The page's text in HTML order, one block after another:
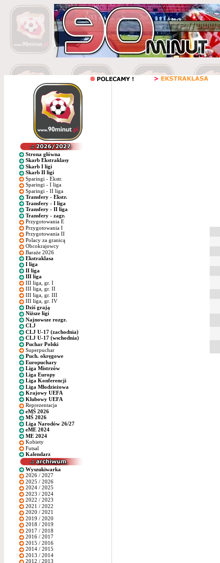
Strona główna
Skarb Ekstraklasy
Skarb I ligi
Skarb II ligi
Sparingi - Ekstr.
Sparingi - I liga
Sparingi - II liga
Transfery - Ekstr.
Transfery - I liga
Transfery - II liga
Transfery - zagr.
Przygotowania E
Przygotowania I
Przygotowania II
Polacy za granicą
Obcokrajowcy
Baraże 2026
Ekstraklasa
I liga
II liga
III liga
III liga, gr. I
III liga, gr. II
III liga, gr. III
III liga, gr. IV
Dziś grają
Niższe ligi
Najnowsze rozgr.
CLJ
CLJ U-17 (zachodnia)
CLJ U-17 (wschodnia)
Puchar Polski
Superpuchar
Puch. okręgowe
Europuchary
Liga Mistrzów
Liga Europy
Liga Konferencji
Liga Młodzieżowa
Krajowy UEFA
Klubowy UEFA
Reprezentacja
eMŚ 2026
MŚ 2026
Liga Narodów 26/27
eME 2024
ME 2024
Kobiety
Futsal
Kalendarz
Wyszukiwarka
2026 / 2027
2025 / 2026
2024 / 2025
2023 / 2024
2022 / 2023
2021 / 2022
2020 / 2021
2019 / 2020
2018 / 2019
2017 / 2018
2016 / 2017
2015 / 2016
2014 / 2015
2013 / 2014
2012 / 2013